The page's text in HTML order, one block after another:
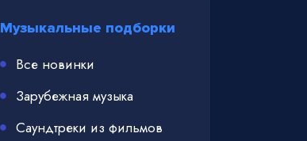
Музыкальные подборки
Все новинки
Зарубежная музыка
Саундтреки из фильмов